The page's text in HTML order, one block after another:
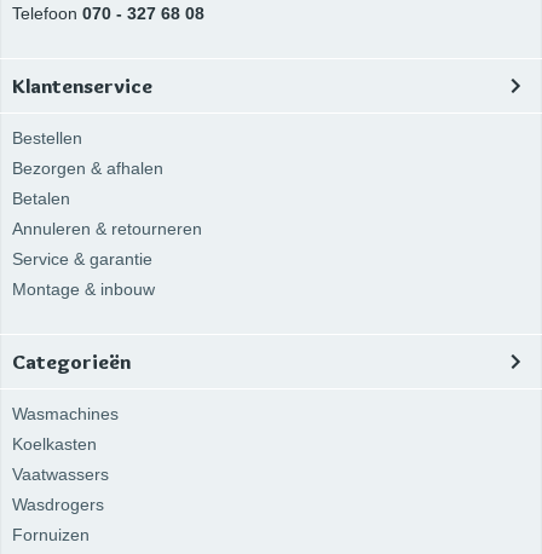
Telefoon 070 - 327 68 08
Klantenservice
Bestellen
Bezorgen & afhalen
Betalen
Annuleren & retourneren
Service & garantie
Montage & inbouw
Categorieën
Wasmachines
Koelkasten
Vaatwassers
Wasdrogers
Fornuizen